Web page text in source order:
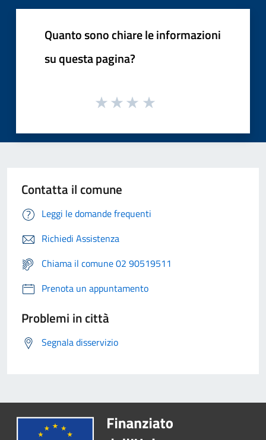
Quanto sono chiare le informazioni
su questa pagina?
Contatta il comune
Leggi le domande frequenti
Richiedi Assistenza
Chiama il comune 02 90519511
Prenota un appuntamento
Problemi in città
Segnala disservizio